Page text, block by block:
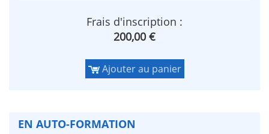
Frais d'inscription :
200,00 €
Ajouter au panier
EN AUTO-FORMATION